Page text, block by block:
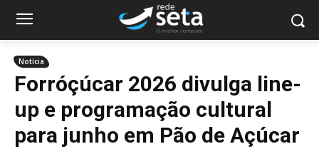
Notícia
Forróçúcar 2026 divulga line-
up e programação cultural
para junho em Pão de Açúcar